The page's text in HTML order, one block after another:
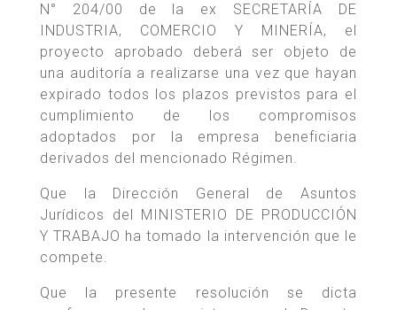
N° 204/00 de la ex SECRETARÍA DE
INDUSTRIA, COMERCIO Y MINERÍA, el
proyecto aprobado deberá ser objeto de
una auditoría a realizarse una vez que hayan
expirado todos los plazos previstos para el
cumplimiento de los compromisos
adoptados por la empresa beneficiaria
derivados del mencionado Régimen.
Que la Dirección General de Asuntos
Jurídicos del MINISTERIO DE PRODUCCIÓN
Y TRABAJO ha tomado la intervención que le
compete.
Que la presente resolución se dicta